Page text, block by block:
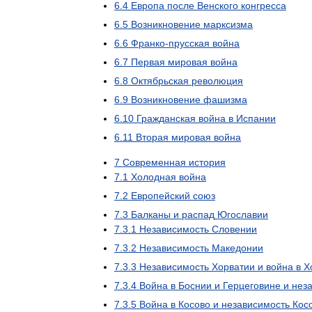
6 4 Европа после Венского конгресса
6 5 Возникновение марксизма
6 6 Франко-прусская война
6 7 Первая мировая война
6 8 Октябрьская революция
6 9 Возникновение фашизма
6 10 Гражданская война в Испании
6 11 Вторая мировая война
7 Современная история
7 1 Холодная война
7 2 Европейский союз
7 3 Балканы и распад Югославии
7 3 1 Независимость Словении
7 3 2 Независимость Македонии
7 3 3 Независимость Хорватии и война в
7 3 4 Война в Боснии и Герцеговине и
7 3 5 Война в Косово и независимость